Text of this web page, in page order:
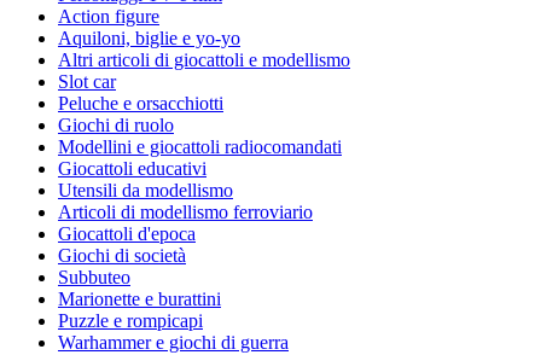
Action figure
Aquiloni, biglie e yo-yo
Altri articoli di giocattoli e modellismo
Slot car
Peluche e orsacchiotti
Giochi di ruolo
Modellini e giocattoli radiocomandati
Giocattoli educativi
Utensili da modellismo
Articoli di modellismo ferroviario
Giocattoli d'epoca
Giochi di società
Subbuteo
Marionette e burattini
Puzzle e rompicapi
Warhammer e giochi di guerra